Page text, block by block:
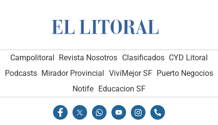
Campolitoral Revista Nosotros Clasificados CYD Litoral
Podcasts Mirador Provincial VivíMejor SF Puerto Negocios
Notife Educacion SF